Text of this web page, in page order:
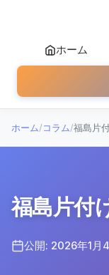
ホーム
ホーム/コラム/福島片
福島片付
公開: 2026年1月